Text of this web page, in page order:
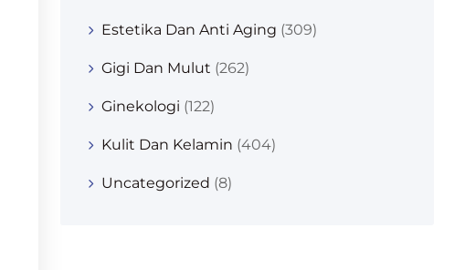
Estetika Dan Anti Aging (309)
Gigi Dan Mulut (262)
Ginekologi (122)
Kulit Dan Kelamin (404)
Uncategorized (8)